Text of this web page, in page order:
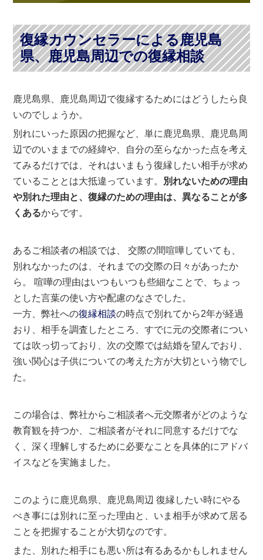
復縁カウンセラーによる鹿児島
県、鹿児島周辺での復縁相談
鹿児島県、鹿児島周辺で復縁するためにはどうしたら良
いのでしょうか。
別れにいった原因の把握など、単に鹿児島県、鹿児島周
辺でのいままでの経緯や、自分の至らなかった点を考え
てみるだけでは、それはいまもう復縁したい相手が求め
ていることとは大抵違っています。 別れないための理由
や別れた理由と、復縁のための理由は、異なることが多
くあるからです。
あるご相談者の相談では、 交際の間喧嘩していても、
別れなかったのは、それまでの交際の日々があったか
ら。 喧嘩の理由はいつもいつも些細なことで、ちょっ
とした言葉の使い方や配慮のなさでした。
一方、弊社への復縁相談の時点で別れてから2年が経過
おり、相手を調査したところ、すでに元の交際者につい
ては吹っ切っており、次の交際では結婚を望んでおり、
強い関心は子供についての考えた方が大切という物でし
た。
この場合は、弊社からご相談者へ元交際者がどのような
教育観を持つか、ご相談者がそれに同意するだけでな
く、深く理解しするために必要なことを具体的にアドバ
イスなどを実施ました。
このように鹿児島県、鹿児島周辺 復縁したい時にやる
べき事には別れに至った理由と、いま相手が求めて居る
ことを把握することが大切なのです。
また、別れた相手にも悪い所は有るあるかもしれません